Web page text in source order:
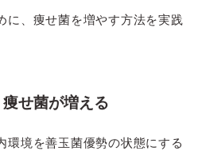
に、痩せ菌を増やす方法を実践
せ菌が増える
環境を善玉菌優勢の状態にする